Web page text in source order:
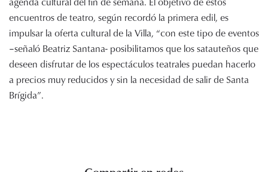
encuentros de teatro, según recordó la primera edil, es
impulsar la oferta cultural de la Villa, “con este tipo de eventos
–señaló Beatriz Santana- posibilitamos que los satauteños que
deseen disfrutar de los espectáculos teatrales puedan hacerlo
a precios muy reducidos y sin la necesidad de salir de Santa
Brígida”.